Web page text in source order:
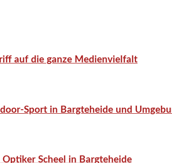
auf die ganze Medienvielfalt
Sport in Bargteheide und
Scheel in Bargteheide